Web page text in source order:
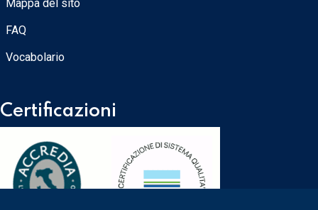
Mappa del sito
FAQ
Vocabolario
Certificazioni